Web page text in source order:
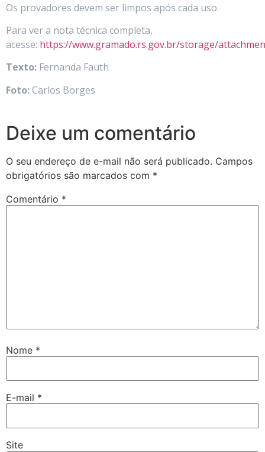
Os provadores devem ser limpos após cada uso.
Para ver a nota técnica completa,
acesse: https://www.gramado.rs.gov.br/storage/
Texto: Fernanda Fauth
Foto:Carlos Borges
Deixe um comentário
O seu endereço de e-mail não será publicado. Campos
obrigatórios são marcados com *
Comentário *
Nome *
E-mail *
Site